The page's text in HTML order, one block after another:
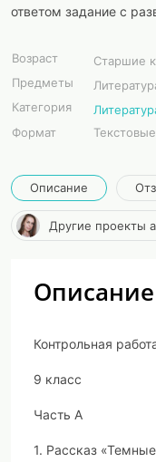
ответом задание с
Возраст
Старшие
Предметы
Категория
Формат
Описание
Другие проекты
Контрольная
9 класс
Часть А
1. Рассказ